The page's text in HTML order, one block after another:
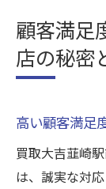
顧客満足
店の秘密
高い顧客満足
買取大吉韮崎
は、誠実な対